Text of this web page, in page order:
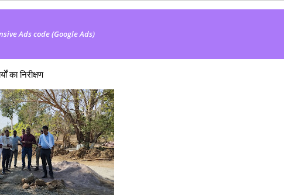
Ads code (Google Ads)
का निरीक्षण